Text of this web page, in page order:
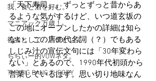
我、食と酒を好む。
マニアック万歳！
役者として、声優として。
ちぢぃー的VOWネタ。
THE BIG BANG THEORY
「天下寿司」。ずっとずっと昔からあ
るような気がするけど、いつ道玄坂の
この地にオープンしたかの詳細は知ら
ない。この店の代名詞（？）でもある
しじみ汁の宣伝文句には「30年変わら
ない」とあるので、1990年代初頭から
営業しているはず。思い切り地味なん